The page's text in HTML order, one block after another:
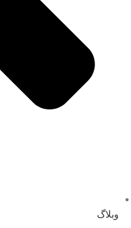
وبلاگ